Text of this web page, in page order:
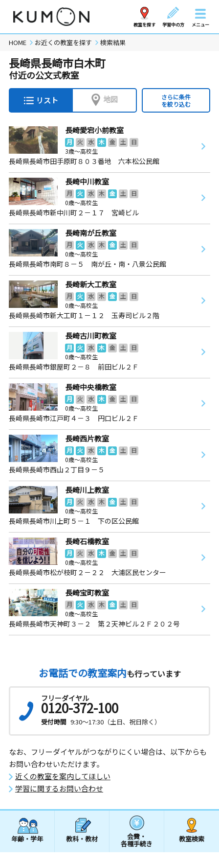
教室を探す 学習中の方 メニュー
HOME お近くの教室を探す 検索結果
長崎県長崎市白木町
付近の公文式教室
リスト 地図
さらに条件
を絞り込む
長崎愛宕小前教室
月 火 水 木 金 土
日
3歳～高校生
長崎県長崎市田手原町８０３番地 六本松公民館
長崎中川教室
月 火 水 木 金 土
日
0歳～高校生
長崎県長崎市新中川町２－１７ 宮崎ビル
長崎南が丘教室
月 火 水 木 金 土
日
0歳～高校生
長崎県長崎市南町８－５ 南が丘・南・八景公民館
長崎新大工教室
月 火 水 木 金 土
日
0歳～高校生
長崎県長崎市新大工町１－１２ 玉寿司ビル２階
長崎古川町教室
月 火 水 木 金 土
日
0歳～高校生
長崎県長崎市銀屋町２－８ 前田ビル２Ｆ
長崎中央橋教室
月 火 水 木 金 土
日
0歳～高校生
長崎県長崎市江戸町４－３ 円口ビル２Ｆ
長崎西片教室
月 火 水 木 金 土
日
0歳～高校生
長崎県長崎市西山２丁目９－５
長崎川上教室
月 火 水 木 金 土
日
0歳～高校生
長崎県長崎市川上町５－１ 下の区公民館
長崎石橋教室
月 火 水 木 金 土
日
0歳～高校生
長崎県長崎市松が枝町２－２２ 大浦区民センター
長崎宝町教室
月 火 水 木 金 土
日
0歳～高校生
長崎県長崎市天神町３－２ 第２天神ビル２Ｆ２０２号
お電話での教室案内も行っています
フリーダイヤル
0120-372-100
受付時間 9:30～17:30（土日、祝日除く）
なお、フリーダイヤルがつながりにくい場合は、以下からも
お問い合わせいただけます。
近くの教室を案内してほしい
学習に関するお問い合わせ
年齢・学年 教科・教材 会費・
各種手続き
教室検索